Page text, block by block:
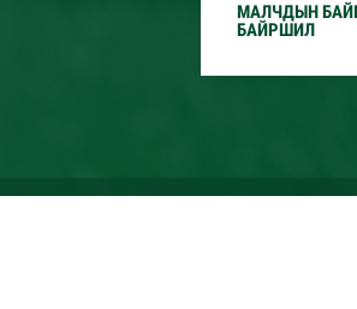
МАЛЧДЫН
БАЙРШИЛ